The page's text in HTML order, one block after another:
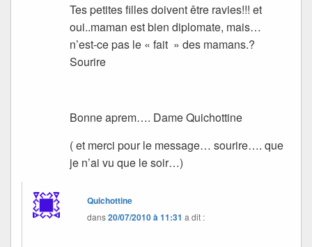
Tes petites filles doivent être ravies!!! et
oui..maman est bien diplomate, mais…
n’est-ce pas le « fait » des mamans.?
Sourire
Bonne aprem…. Dame Quichottine
( et merci pour le message… sourire…. que
je n’ai vu que le soir…)
Quichottine
dans20/07/2010 à 11:31 a dit :